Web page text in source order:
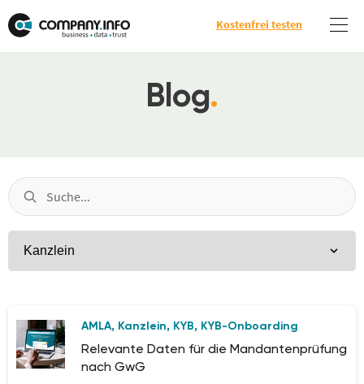
Kostenfrei testen
Blog.
AMLA, Kanzlein, KYB, KYB-Onboarding
Relevante Daten für die Mandantenprüfung
nach GwG